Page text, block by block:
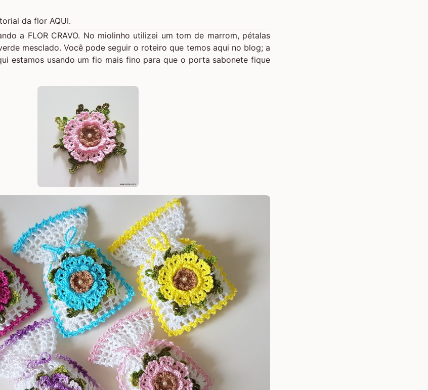
da flor AQUI.
a FLOR CRAVO. No miolinho utilizei um tom de marrom, pétalas
mesclado. Você pode seguir o roteiro que temos aqui no blog; a
estamos usando um fio mais fino para que o porta sabonete fique